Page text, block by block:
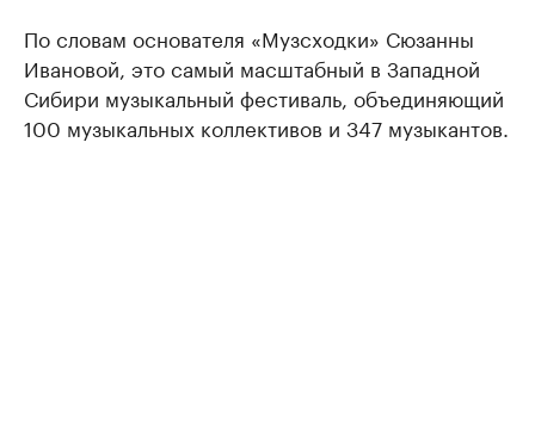
По словам основателя «Музсходки» Сюзанны
Ивановой, это самый масштабный в Западной
Сибири музыкальный фестиваль, объединяющий
100 музыкальных коллективов и 347 музыкантов.